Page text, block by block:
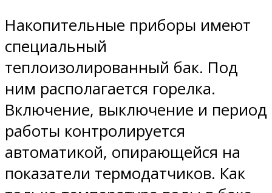
Накопительные приборы имеют
специальный
теплоизолированный бак. Под
ним располагается горелка.
Включение, выключение и период
работы контролируется
автоматикой, опирающейся на
показатели термодатчиков. Как